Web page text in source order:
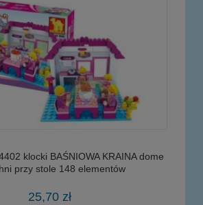
klocki BAŚNIOWA KRAINA dome
przy stole 148 elementów
25,70 zł